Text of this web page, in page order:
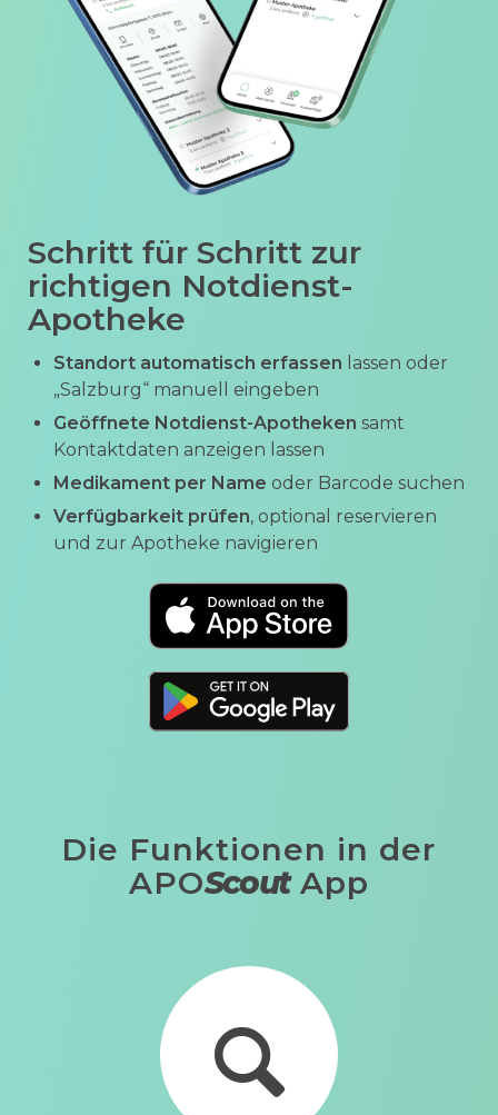
Schritt für Schritt zur
richtigen Notdienst-
Apotheke
Standort automatisch erfassen lassen oder
„Salzburg“ manuell eingeben
Geöffnete Notdienst-Apotheken samt
Kontaktdaten anzeigen lassen
Medikament per Name oder Barcode suchen
Verfügbarkeit prüfen, optional reservieren
und zur Apotheke navigieren
Die Funktionen in der
APOScoutApp